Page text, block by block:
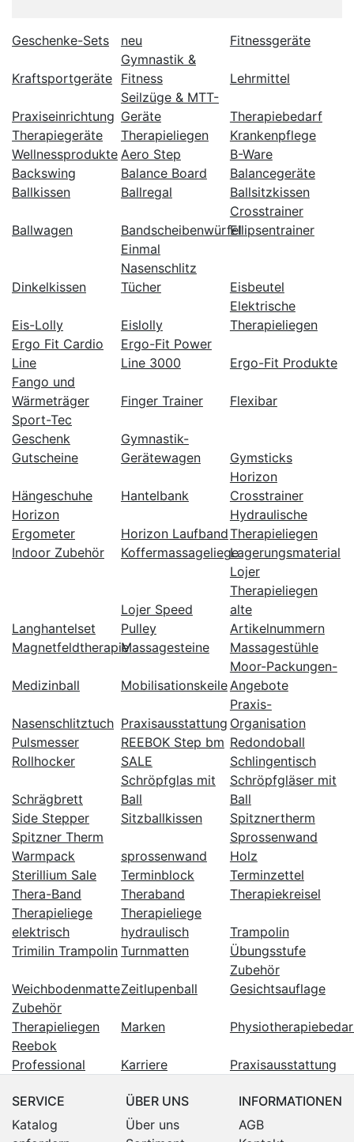
Geschenke-Sets neu Fitnessgeräte
Kraftsportgeräte
Gymnastik &
Fitness
Lehrmittel
Praxiseinrichtung
Seilzüge & MTT-
Geräte
Therapiebedarf
Therapiegeräte
Therapieliegen
Krankenpflege
Wellnessprodukte Aero Step
B-Ware
Backswing
Balance Board
Balancegeräte
Ballkissen
Ballregal Ballsitzkissen
Ballwagen Bandscheibenwürfel
Crosstrainer
Ellipsentrainer
Dinkelkissen
Einmal
Nasenschlitz
Tücher
Eisbeutel
Eis-Lolly Eislolly
Elektrische
Therapieliegen
Ergo Fit Cardio
Line
Ergo-Fit Power
Line 3000
Ergo-Fit Produkte
Fango und
Wärmeträger
Finger Trainer
Flexibar
Sport-Tec
Geschenk
Gutscheine
Gymnastik-
Gerätewagen
Gymsticks
Hängeschuhe Hantelbank
Horizon
Crosstrainer
Horizon
Ergometer
Horizon Laufband
Hydraulische
Therapieliegen
Indoor Zubehör
KoffermassageliegeLagerungsmaterial
Langhantelset
Lojer Speed
Pulley
Lojer
Therapieliegen
alte
Artikelnummern
MagnetfeldtherapieMassagesteine Massagestühle
Medizinball Mobilisationskeile
Moor-Packungen-
Angebote
Nasenschlitztuch Praxisausstattung
Praxis-
Organisation
Pulsmesser
REEBOK Step bm Redondoball
Rollhocker
SALE Schlingentisch
Schrägbrett
Schröpfglas mit
Ball
Schröpfgläser mit
Ball
Side Stepper
Sitzballkissen
Spitznertherm
Spitzner Therm
Warmpack
sprossenwand
Sprossenwand
Holz
Sterillium Sale
Terminblock
Terminzettel
Thera-Band
Theraband
Therapiekreisel
Therapieliege
elektrisch
Therapieliege
hydraulisch
Trampolin
Trimilin Trampolin Turnmatten Übungsstufe
WeichbodenmatteZeitlupenball
Zubehör
Gesichtsauflage
Zubehör
Therapieliegen
Marken
Reebok
Professional
Karriere Praxisausstattung
SERVICE
Katalog
ÜBER UNS
Über uns
INFORMATIONEN
AGB